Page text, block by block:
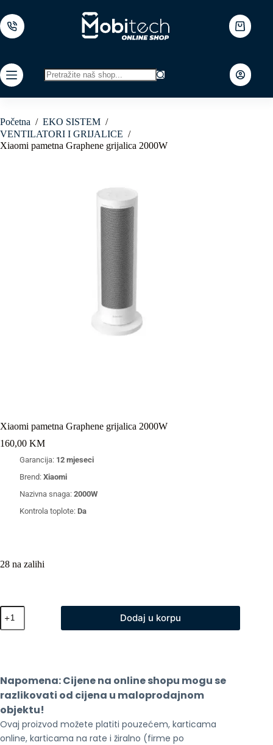
to
content
Shopping
cart
results
Početna / EKO SISTEM /
VENTILATORI I GRIJALICE /
Xiaomi pametna Graphene grijalica 2000W
Xiaomi pametna Graphene grijalica 2000W
160,00 KM
Garancija: 12 mjeseci
Brend: Xiaomi
Nazivna snaga: 2000W
Kontrola toplote: Da
28 na zalihi
Xiaomi
pametna
Graphene
Dodaj u korpu
Napomena: Cijene na online shopu mogu se
razlikovati od cijena u maloprodajnom
objektu!
Ovaj proizvod možete platiti pouzećem, karticama
online, karticama na rate i žiralno (firme po